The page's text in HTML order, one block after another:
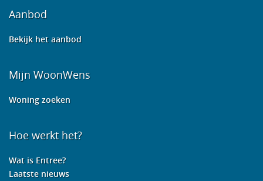
Aanbod
Bekijk het aanbod
Mijn WoonWens
Woning zoeken
Hoe werkt het?
Wat is Entree?
Laatste nieuws